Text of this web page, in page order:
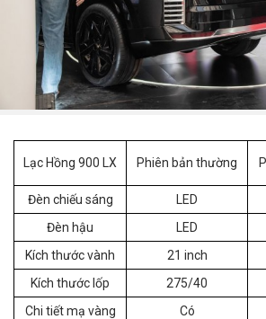
Lạc Hồng 900 LX Phiên bản thường
Đèn chiếu sáng LED
Đèn hậu
LED
Kích thước vành
21 inch
Kích thước lốp
275/40
Chi tiết mạ vàng
Có